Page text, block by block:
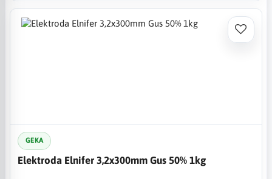
GEKA
Elektroda Elnifer 3,2x300mm Gus 50% 1kg